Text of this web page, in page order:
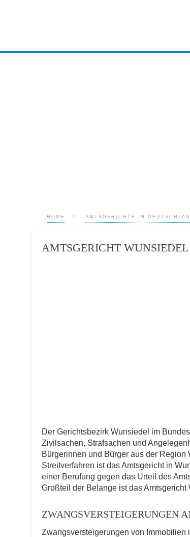
HOME AMTSGERICHTE IN
AMTSGERICHT WUNSIEDEL
Der Gerichtsbezirk Wunsiedel im
Zivilsachen, Strafsachen und
Bürgerinnen und Bürger aus der
Streitverfahren ist das Amtsgericht in
einer Berufung gegen das Urteil des
Großteil der Belange ist das
ZWANGSVERSTEIGERUNGEN
Zwangsversteigerungen von Immobilien